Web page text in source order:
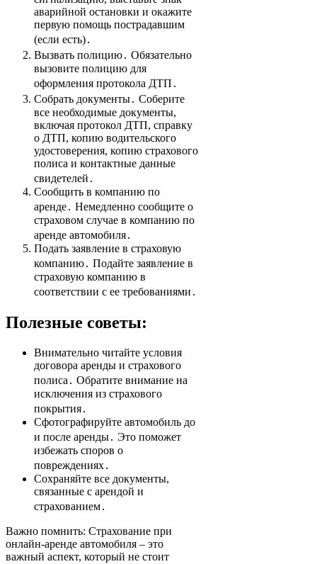
аварийной остановки и окажите
первую помощь пострадавшим
(если есть)․
Вызвать полицию․ Обязательно
вызовите полицию для
оформления протокола ДТП․
Собрать документы․ Соберите
все необходимые документы,
включая протокол ДТП, справку
о ДТП, копию водительского
удостоверения, копию страхового
полиса и контактные данные
свидетелей․
Сообщить в компанию по
аренде․ Немедленно сообщите о
страховом случае в компанию по
аренде автомобиля․
Подать заявление в страховую
компанию․ Подайте заявление в
страховую компанию в
соответствии с ее требованиями․
Полезные советы:
Внимательно читайте условия
договора аренды и страхового
полиса․ Обратите внимание на
исключения из страхового
покрытия․
Сфотографируйте автомобиль до
и после аренды․ Это поможет
избежать споров о
повреждениях․
Сохраняйте все документы,
связанные с арендой и
страхованием․
Важно помнить: Страхование при
онлайн-аренде автомобиля – это
важный аспект, который не стоит